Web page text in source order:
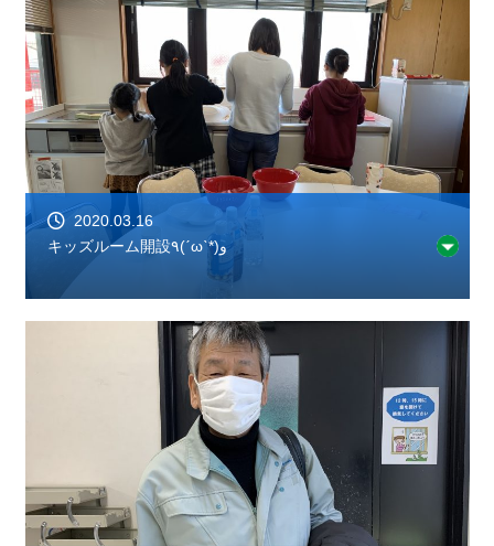
2020.03.16
キッズルーム開設٩(ˊωˋ*)و